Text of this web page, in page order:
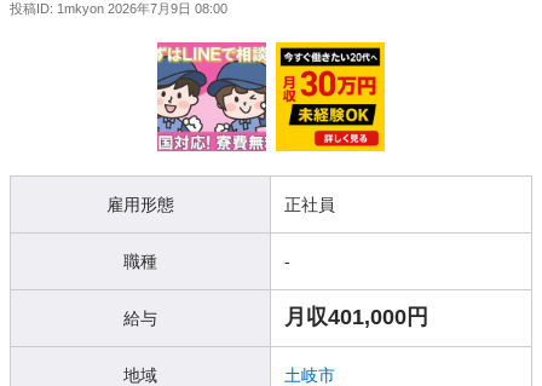
投稿ID: 1mkyon 2026年7月9日 08:00
雇用形態 正社員
職種 -
給与 月収401,000円
地域 土岐市